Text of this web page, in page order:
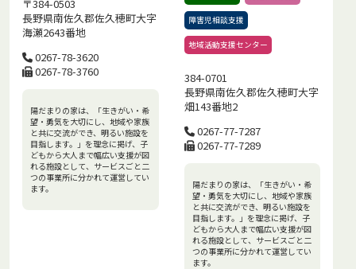
〒384-0503
長野県南佐久郡佐久穂町大字
海瀬2643番地
0267-78-3620
0267-78-3760
陽だまりの家は、「生きがい・希
望・勇気を大切にし、地域や家族
と共に交流ができ、明るい施設を
目指します。」を理念に掲げ、子
どもから大人まで幅広い支援が図
れる施設として、サービスごと二
つの事業所に分かれて運営してい
ます。
障害児相談支援
地域活動支援センター
384-0701
長野県南佐久郡佐久穂町大字
畑143番地2
0267-77-7287
0267-77-7289
陽だまりの家は、「生きがい・希
望・勇気を大切にし、地域や家族
と共に交流ができ、明るい施設を
目指します。」を理念に掲げ、子
どもから大人まで幅広い支援が図
れる施設として、サービスごと二
つの事業所に分かれて運営してい
ます。